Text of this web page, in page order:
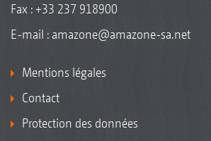
Fax : +33 237 918900
E-mail : amazone@amazone-sa.net
Mentions légales
Contact
Protection des données